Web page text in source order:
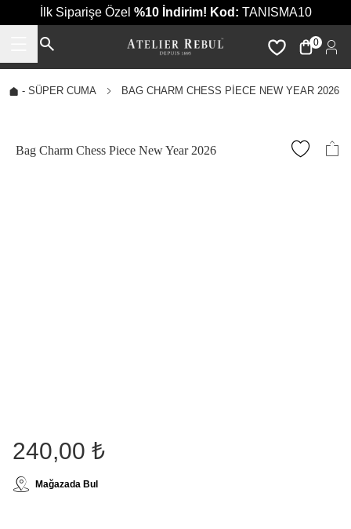
İlk Siparişe Özel %10 İndirim! Kod: TANISMA10
0
- SÜPER CUMA BAG CHARM CHESS PIECE NEW YEAR 2026
Bag Charm Chess Piece New Year 2026
240,00 ₺
Mağazada Bul